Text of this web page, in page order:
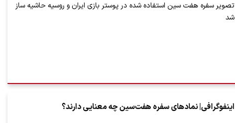
تصویر سفره هفت سین استفاده شده در پوستر بازی ایران و روسیه حاشیه ساز
شد
اینفوگرافی| نمادهای سفره هفت‌سین چه معنایی دارند؟